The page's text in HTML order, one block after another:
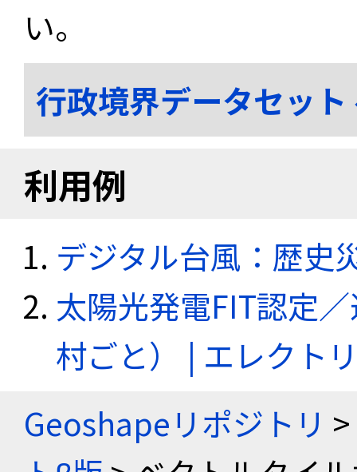
い。
行政境界データセッ
利用例
デジタル台風：歴史
太陽光発電FIT認定
村ごと） | エレクト
Geoshapeリポジトリ >